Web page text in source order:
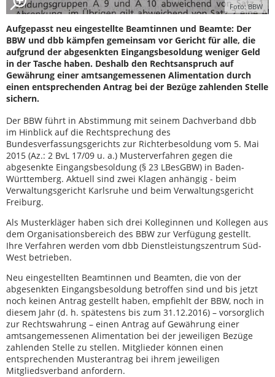
Foto: BBW
Aufgepasst neu eingestellte Beamtinnen und Beamte: Der
BBW und dbb kämpfen gemeinsam vor Gericht für alle, die
aufgrund der abgesenkten Eingangsbesoldung weniger Geld
in der Tasche haben. Deshalb den Rechtsanspruch auf
Gewährung einer amtsangemessenen Alimentation durch
einen entsprechenden Antrag bei der Bezüge zahlenden Stelle
sichern.
Der BBW führt in Abstimmung mit seinem Dachverband dbb
im Hinblick auf die Rechtsprechung des
Bundesverfassungsgerichts zur Richterbesoldung vom 5. Mai
2015 (Az.: 2 BvL 17/09 u. a.) Musterverfahren gegen die
abgesenkte Eingangsbesoldung (§ 23 LBesGBW) in Baden-
Württemberg. Aktuell sind zwei Klagen anhängig - beim
Verwaltungsgericht Karlsruhe und beim Verwaltungsgericht
Freiburg.
Als Musterkläger haben sich drei Kolleginnen und Kollegen aus
dem Organisationsbereich des BBW zur Verfügung gestellt.
Ihre Verfahren werden vom dbb Dienstleistungszentrum Süd-
West betrieben.
Neu eingestellten Beamtinnen und Beamten, die von der
abgesenkten Eingangsbesoldung betroffen sind und bis jetzt
noch keinen Antrag gestellt haben, empfiehlt der BBW, noch in
diesem Jahr (d. h. spätestens bis zum 31.12.2016) – vorsorglich
zur Rechtswahrung – einen Antrag auf Gewährung einer
amtsangemessenen Alimentation bei der jeweiligen Bezüge
zahlenden Stelle zu stellen. Mitglieder können einen
entsprechenden Musterantrag bei ihrem jeweiligen
Mitgliedsverband anfordern.